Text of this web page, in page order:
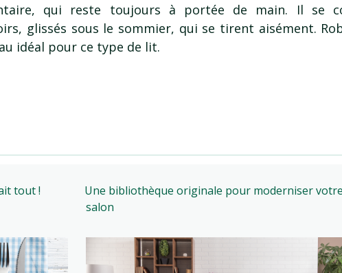
qui reste toujours à portée de main. Il se
glissés sous le sommier, qui se tirent aisément.
idéal pour ce type de lit.
tout !
Une bibliothèque originale pour moderniser votre
salon